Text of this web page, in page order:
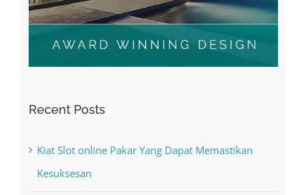
Recent Posts
Kiat Slot online Pakar Yang Dapat Memastikan
Kesuksesan